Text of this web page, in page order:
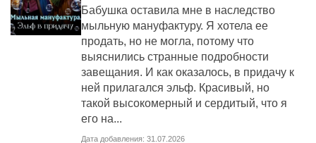
Бабушка оставила мне в наследство
мыльную мануфактуру. Я хотела ее
продать, но не могла, потому что
выяснились странные подробности
завещания. И как оказалось, в придачу к
ней прилагался эльф. Красивый, но
такой высокомерный и сердитый, что я
его на...
Дата добавления: 31.07.2026